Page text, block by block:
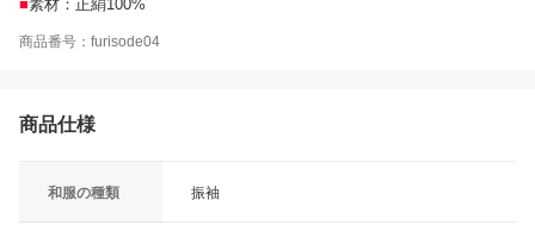
■素材：正絹100%
商品番号：furisode04
商品仕様
和服の種類 振袖